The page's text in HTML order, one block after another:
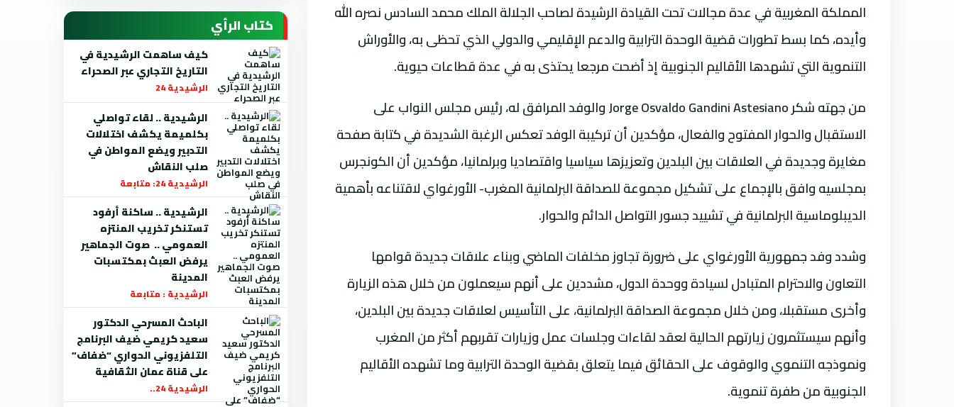
المملكة المغربية في عدة مجالات تحت القيادة الرشيدة لصاحب الجلالة الملك محمد السادس نصره الله
وأيده، كما بسط تطورات قضية الوحدة الترابية والدعم الإقليمي والدولي الذي تحظى به، والأوراش
التنموية التي تشهدها الأقاليم الجنوبية إذ أضحت مرجعا يحتذى به في عدة قطاعات حيوية.
من جهته شكر Jorge Osvaldo Gandini Astesiano والوفد المرافق له، رئيس مجلس النواب على
الاستقبال والحوار المفتوح والفعال، مؤكدين أن تركيبة الوفد تعكس الرغبة الشديدة في كتابة صفحة
مغايرة وجديدة في العلاقات بين البلدين وتعزيزها سياسيا واقتصاديا وبرلمانيا، مؤكدين أن الكونجرس
بمجلسيه وافق بالإجماع على تشكيل مجموعة للصداقة البرلمانية المغرب- الأورغواي لاقتناعه بأهمية
الديبلوماسية البرلمانية في تشييد جسور التواصل الدائم والحوار.
وشدد وفد جمهورية الأورغواي على ضرورة تجاوز مخلفات الماضي وبناء علاقات جديدة قوامها
التعاون والاحترام المتبادل لسيادة ووحدة الدول، مشددين على أنهم سيعملون من خلال هذه الزيارة
وأخرى مستقبلا، ومن خلال مجموعة الصداقة البرلمانية، على التأسيس لعلاقات جديدة بين البلدين،
وأنهم سيستثمرون زيارتهم الحالية لعقد لقاءات وجلسات عمل وزيارات تقربهم أكثر من المغرب
ونموذجه التنموي والوقوف على الحقائق فيما يتعلق بقضية الوحدة الترابية وما تشهده الأقاليم
الجنوبية من طفرة تنموية.
كتاب الرأي
كيف ساهمت الرشيدية في
التاريخ التجاري عبر الصحراء
الرشيدية 24
الرشيدية .. لقاء تواصلي
بكلميمة يكشف اختلالات
التدبير ويضع المواطن في
صلب النقاش
الرشيدية 24: متابعة
الرشيدية .. ساكنة أرفود
تستنكر تخريب المنتزه
العمومي .. صوت الجماهير
يرفض العبث بمكتسبات
المدينة
الرشيدية : متابعة
الباحث المسرحي الدكتور
سعيد كريمي ضيف البرنامج
التلفزيوني الحواري “ضفاف”
على قناة عمان الثقافية
الرشيدية 24..